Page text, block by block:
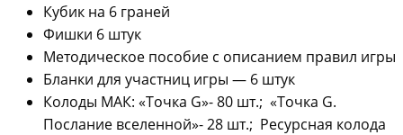
Кубик на 6 граней
Фишки 6 штук
Методическое пособие с описанием правил игры
Бланки для участниц игры — 6 штук
Колоды МАК: «Точка G»- 80 шт.; «Точка G.
Послание вселенной»- 28 шт.; Ресурсная колода